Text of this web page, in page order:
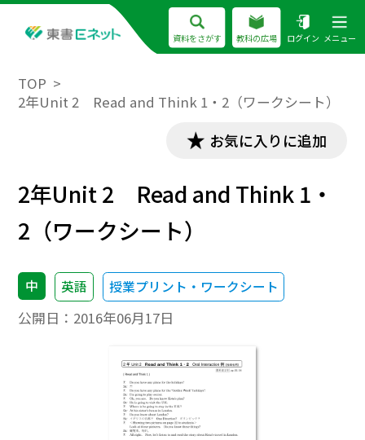
資料をさがす 教科の広場 ログイン メニュー
TOP
2年Unit 2 Read and Think 1・2（ワークシート）
お気に入りに追加
2年Unit 2 Read and Think 1・
2（ワークシート）
中 英語 授業プリント・ワークシート
公開日： 2016年06月17日